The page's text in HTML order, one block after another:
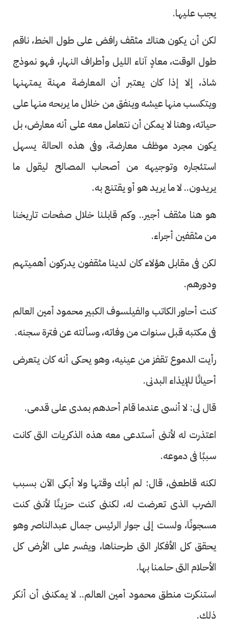
يجب عليها.
لكن أن يكون هناك مثقف رافض على طول الخط، ناقم
طول الوقت، معادٍ آناء الليل وأطراف النهار، فهو نموذج
شاذ، إلا إذا كان يعتبر أن المعارضة مهنة يمتهنها
ويتكسب منها عيشه وينفق من خلال ما يربحه منها على
حياته، وهنا لا يمكن أن نتعامل معه على أنه معارض، بل
يكون مجرد موظف معارضة، وفى هذه الحالة يسهل
استئجاره وتوجيهه من أصحاب المصالح ليقول ما
يريدون.. لا ما يريد هو أو يقتنع به.
هو هنا مثقف أجير.. وكم قابلنا خلال صفحات تاريخنا
من مثقفين أجراء.
لكن فى مقابل هؤلاء كان لدينا مثقفون يدركون أهميتهم
ودورهم.
كنت أحاور الكاتب والفيلسوف الكبير محمود أمين العالم
فى مكتبه قبل سنوات من وفاته، وسألته عن فترة سجنه.
رأيت الدموع تقفز من عينيه، وهو يحكى أنه كان يتعرض
أحيانًا للإيذاء البدنى.
قال لى: لا أنسى عندما قام أحدهم بمدى على قدمى.
اعتذرت له لأننى أستدعى معه هذه الذكريات التى كانت
سببًا فى دموعه.
لكنه قاطعنى، قال: لم أبك وقتها ولا أبكى الآن بسبب
الضرب الذى تعرضت له، لكننى كنت حزينًا لأننى كنت
مسجونًا، ولست إلى جوار الرئيس جمال عبدالناصر وهو
يحقق كل الأفكار التى طرحناها، ويفسر على الأرض كل
الأحلام التى حلمنا بها.
استنكرت منطق محمود أمين العالم.. لا يمكننى أن أنكر
ذلك.